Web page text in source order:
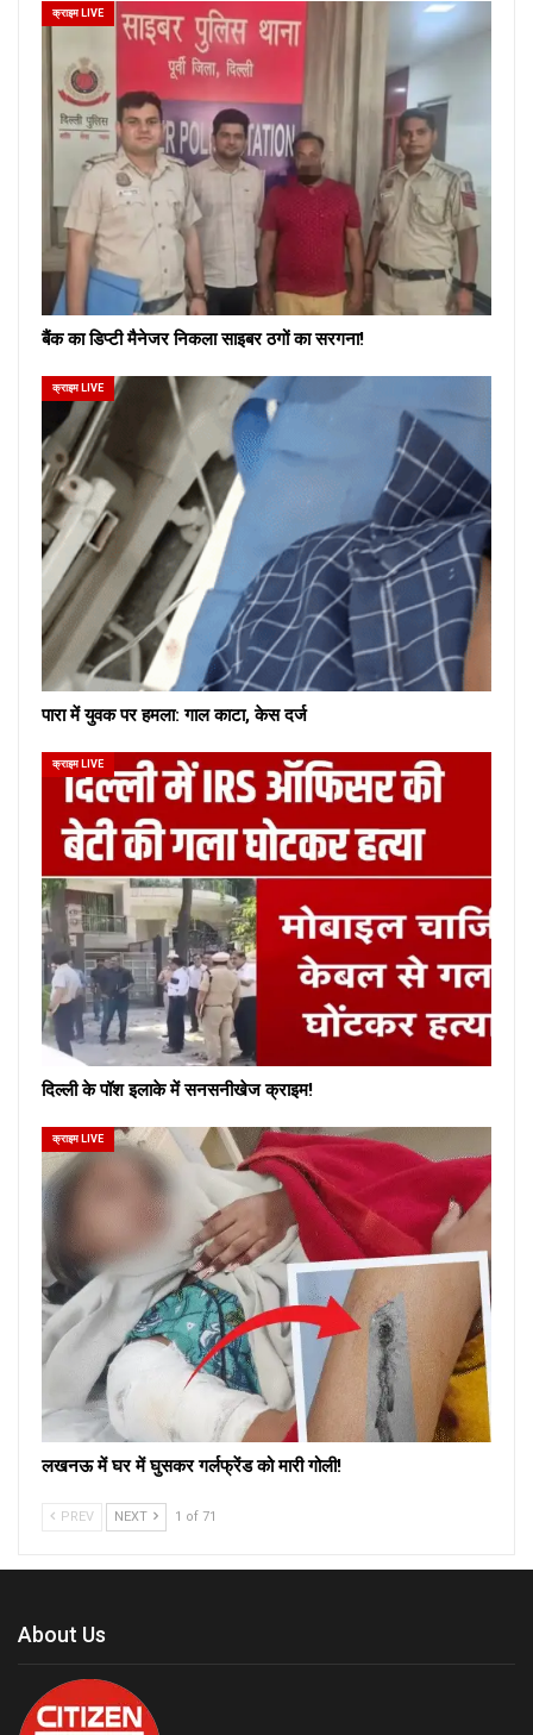
क्राइम LIVE
बैंक का डिप्टी मैनेजर निकला साइबर ठगों का सरगना!
क्राइम LIVE
पारा में युवक पर हमला: गाल काटा, केस दर्ज
क्राइम LIVE
दिल्ली के पॉश इलाके में सनसनीखेज क्राइम!
क्राइम LIVE
लखनऊ में घर में घुसकर गर्लफ्रेंड को मारी गोली!
PREV NEXT 1 of 71
About Us